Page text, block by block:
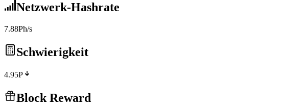
Netzwerk-Hashrate
7.88Ph/s
Schwierigkeit
4.95P
Block Reward